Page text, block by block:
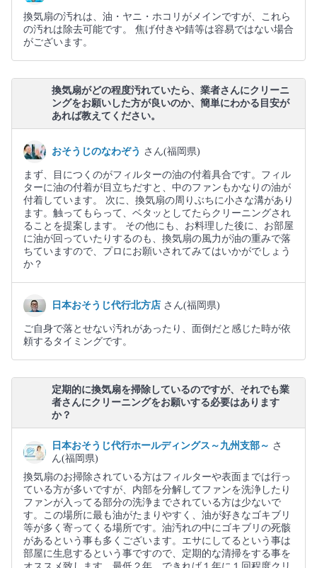
換気扇の汚れは、油・ヤニ・ホコリがメインですが、これら
の汚れは除去可能です。 焦げ付きや錆等は容易ではない場合
がございます。
換気扇がどの程度汚れていたら、業者さんにクリーニ
ングをお願いした方が良いのか、簡単にわかる目安が
あれば教えてください。
おそうじのなわぞう さん(福岡県)
まず、目につくのがフィルターの油の付着具合です。フィル
ターに油の付着が目立ちだすと、中のファンもかなりの油が
付着しています。 次に、換気扇の周りぶちに小さな溝があり
ます。触ってもらって、ベタッとしてたらクリーニングされ
ることを提案します。 その他にも、お料理した後に、お部屋
に油が回っていたりするのも、換気扇の風力が油の重みで落
ちていますので、プロにお願いされてみてはいかがでしょう
か？
日本おそうじ代行北方店 さん(福岡県)
ご自身で落とせない汚れがあったり、面倒だと感じた時が依
頼するタイミングです。
定期的に換気扇を掃除しているのですが、それでも業
者さんにクリーニングをお願いする必要はあります
か？
日本おそうじ代行ホールディングス～九州支部～ さ
ん(福岡県)
換気扇のお掃除されている方はフィルターや表面までは行っ
ている方が多いですが、内部を分解してファンを洗浄したり
ファンが入ってる部分の洗浄までされている方は少ないで
す。この場所に最も油がたまりやすく、油が好きなゴキブリ
等が多く寄ってくる場所です。油汚れの中にゴキブリの死骸
があるという事も多くございます。エサにしてるという事は
部屋に生息するという事ですので、定期的な清掃をする事を